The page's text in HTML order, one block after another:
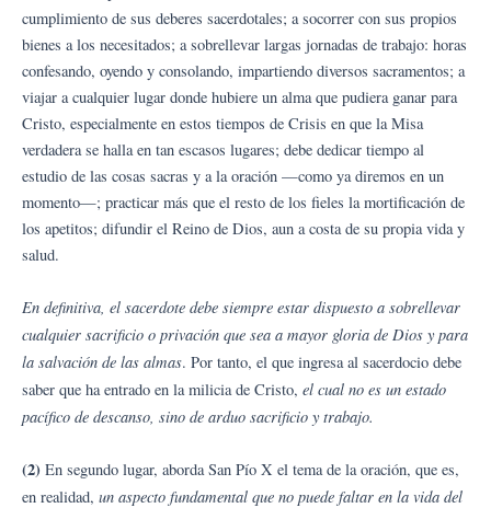
cumplimiento de sus deberes sacerdotales; a socorrer con sus propios
bienes a los necesitados; a sobrellevar largas jornadas de trabajo: horas
confesando, oyendo y consolando, impartiendo diversos sacramentos; a
viajar a cualquier lugar donde hubiere un alma que pudiera ganar para
Cristo, especialmente en estos tiempos de Crisis en que la Misa
verdadera se halla en tan escasos lugares; debe dedicar tiempo al
estudio de las cosas sacras y a la oración —como ya diremos en un
momento—; practicar más que el resto de los fieles la mortificación de
los apetitos; difundir el Reino de Dios, aun a costa de su propia vida y
salud.
En definitiva, el sacerdote debe siempre estar dispuesto a sobrellevar
cualquier sacrificio o privación que sea a mayor gloria de Dios y para
la salvación de las almas. Por tanto, el que ingresa al sacerdocio debe
saber que ha entrado en la milicia de Cristo, el cual no es un estado
pacífico de descanso, sino de arduo sacrificio y trabajo.
(2) En segundo lugar, aborda San Pío X el tema de la oración, que es,
en realidad, un aspecto fundamental que no puede faltar en la vida del